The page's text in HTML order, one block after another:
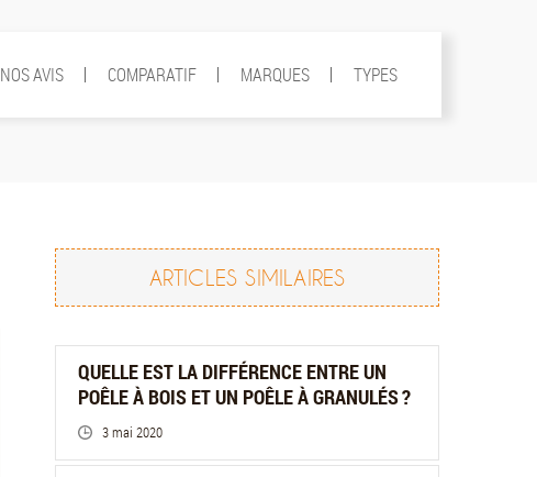
NOS AVIS COMPARATIF MARQUES TYPES
ARTICLES SIMILAIRES
QUELLE EST LA DIFFÉRENCE ENTRE UN
POÊLE À BOIS ET UN POÊLE À GRANULÉS ?
3 mai 2020